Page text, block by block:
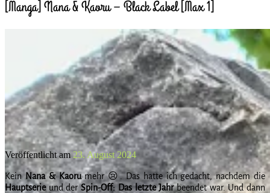
[Manga] Nana & Kaoru – Black Label [Max 1]
Veröffentlicht am23. August 2024
KeinNana & Kaorumehr 😢. Das hatte ich gedacht, nachdem die
Hauptserieund derSpin-Off: Das letzte Jahrbeendet war. Und dann